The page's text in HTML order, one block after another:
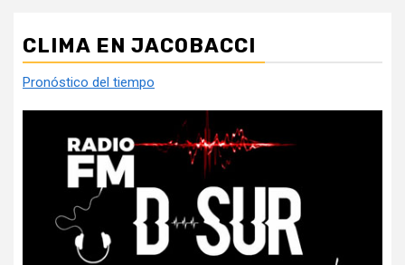
CLIMA EN JACOBACCI
Pronóstico del tiempo